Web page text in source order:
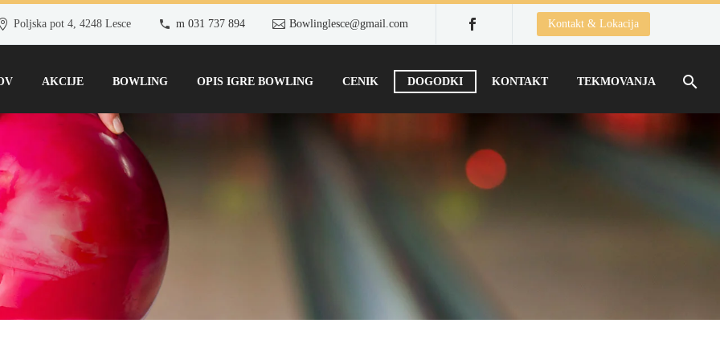
Poljska pot 4, 4248 Lesce m 031 737 894 Bowlinglesce@gmail.com Kontakt & Lokacija
AKCIJE BOWLING OPIS IGRE BOWLING CENIK DOGODKI KONTAKT TEKMOVANJA